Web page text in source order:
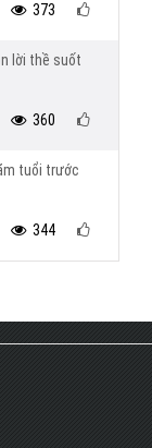
373
lời thề suốt
360
tuổi trước
344